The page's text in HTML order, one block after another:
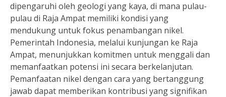
dipengaruhi oleh geologi yang kaya, di mana pulau-
pulau di Raja Ampat memiliki kondisi yang
mendukung untuk fokus penambangan nikel.
Pemerintah Indonesia, melalui kunjungan ke Raja
Ampat, menunjukkan komitmen untuk menggali dan
memanfaatkan potensi ini secara berkelanjutan.
Pemanfaatan nikel dengan cara yang bertanggung
jawab dapat memberikan kontribusi yang signifikan